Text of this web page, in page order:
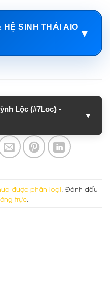
HỆ SINH THÁI AIO ▼
Lộc (#7Loc) -
▼
được phân loại . Đánh dấu
trực.